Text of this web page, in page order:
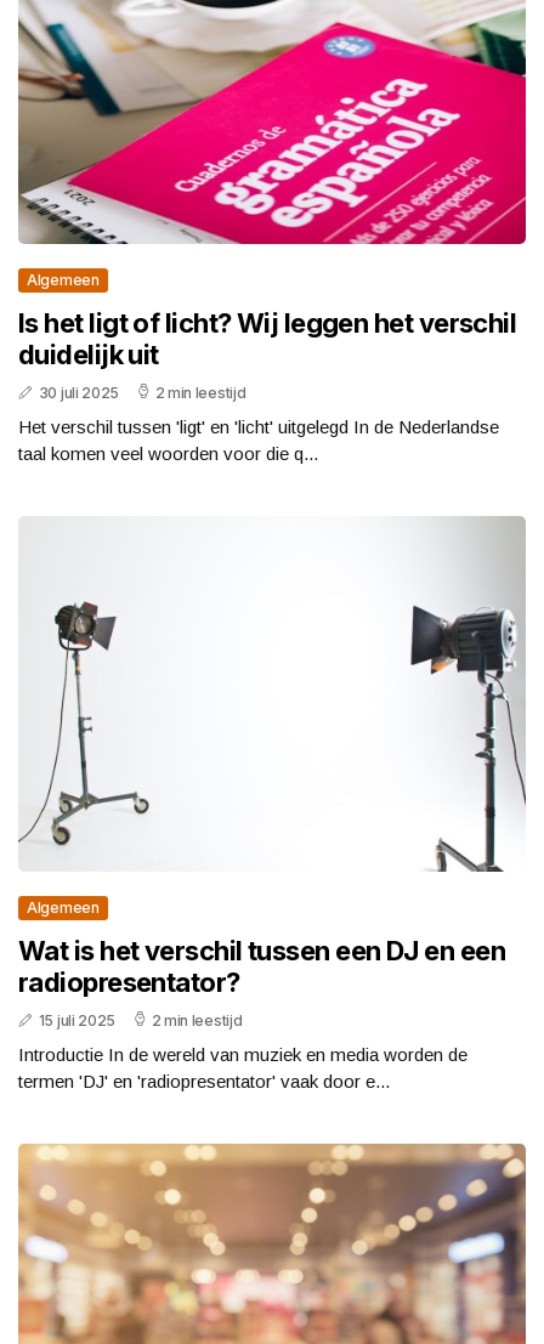
Algemeen
Is het ligt of licht? Wij leggen het verschil
duidelijk uit
30 juli 2025 2 min leestijd
Het verschil tussen 'ligt' en 'licht' uitgelegd In de Nederlandse
taal komen veel woorden voor die q...
Algemeen
Wat is het verschil tussen een DJ en een
radiopresentator?
15 juli 2025 2 min leestijd
Introductie In de wereld van muziek en media worden de
termen 'DJ' en 'radiopresentator' vaak door e...